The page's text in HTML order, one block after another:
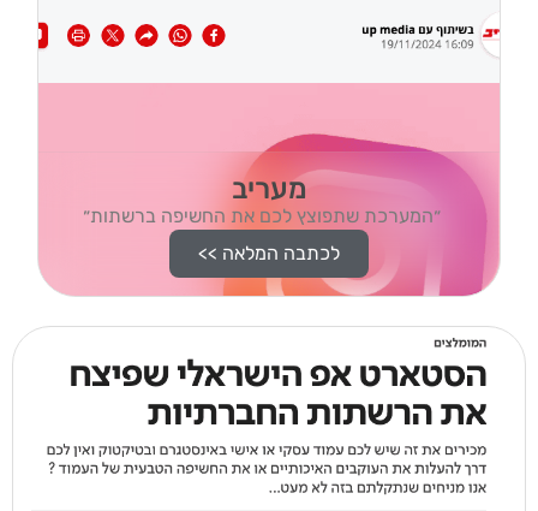
מעריב
״המערכת שתפוצץ לכם את החשיפה ברשתות״
לכתבה המלאה >>